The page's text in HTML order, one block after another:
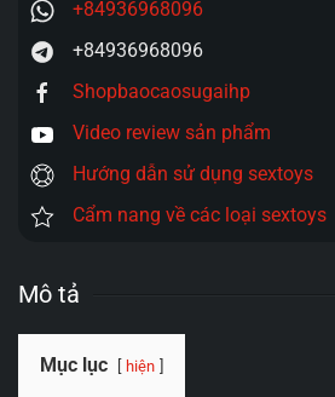
+84936968096
+84936968096
Shopbaocaosugaihp
Video review sản phẩm
Hướng dẫn sử dụng sextoys
Cẩm nang về các loại sextoys
Mô tả
Mục lục hiện